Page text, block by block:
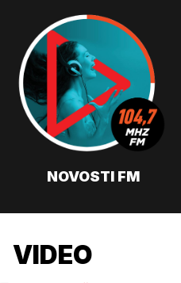
NOVOSTI FM
VIDEO